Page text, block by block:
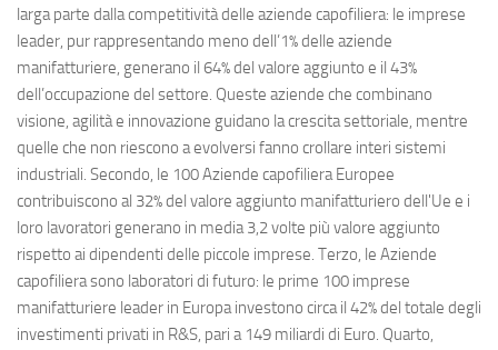
larga parte dalla competitività delle aziende capofiliera: le imprese
leader, pur rappresentando meno dell’1% delle aziende
manifatturiere, generano il 64% del valore aggiunto e il 43%
dell’occupazione del settore. Queste aziende che combinano
visione, agilità e innovazione guidano la crescita settoriale, mentre
quelle che non riescono a evolversi fanno crollare interi sistemi
industriali. Secondo, le 100 Aziende capofiliera Europee
contribuiscono al 32% del valore aggiunto manifatturiero dell'Ue e i
loro lavoratori generano in media 3,2 volte più valore aggiunto
rispetto ai dipendenti delle piccole imprese. Terzo, le Aziende
capofiliera sono laboratori di futuro: le prime 100 imprese
manifatturiere leader in Europa investono circa il 42% del totale degli
investimenti privati in R&S, pari a 149 miliardi di Euro. Quarto,